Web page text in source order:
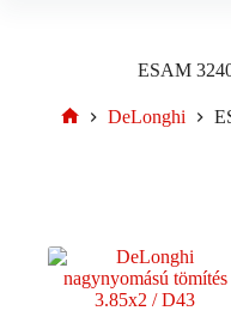
ESAM
DeLonghi